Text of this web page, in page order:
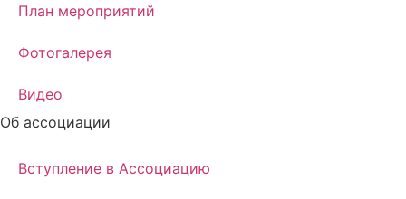
План мероприятий
Фотогалерея
Видео
Об ассоциации
Вступление в Ассоциацию